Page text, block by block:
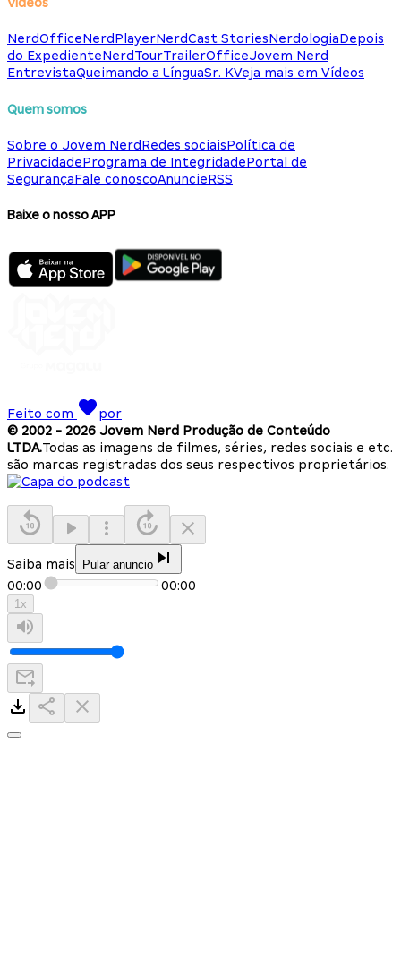
NerdOfficeNerdPlayerNerdCast StoriesNerdologiaDepois
do ExpedienteNerdTourTrailerOfficeJovem Nerd
EntrevistaQueimando a LínguaSr. KVeja mais em Vídeos
Quem somos
Sobre o Jovem NerdRedes sociaisPolítica de
PrivacidadePrograma de IntegridadePortal de
SegurançaFale conoscoAnuncieRSS
Baixe o nosso APP
Feito com
por
© 2002 - 2026 Jovem Nerd Produção de Conteúdo
LTDA.Todas as imagens de filmes, séries, redes sociais e etc.
são marcas registradas dos seus respectivos proprietários.
Saiba mais Pular anuncio
00:00 00:00
1x